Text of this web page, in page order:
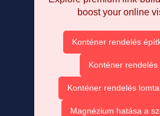
boost your online
Konténer rendelés
Konténer rendelés
Konténer rendelés
Magnézium hatása a